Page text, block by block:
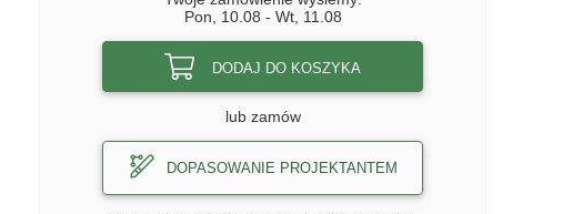
Pon, 10.08 - Wt, 11.08
DODAJ DO KOSZYKA
lub zamów
DOPASOWANIE PROJEKTANTEM